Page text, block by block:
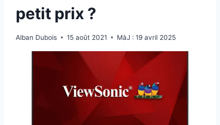
petit prix ?
Alban Dubois 15 août 2021 MàJ : 19 avril 2025